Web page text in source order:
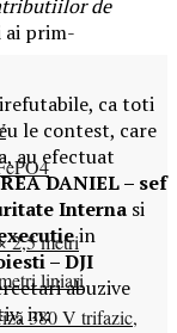
de
ai prim-
ca toti
le contest, care
au efectuat
DANIEL – sef
Interna si
in
– DJI
abuzive
in:
2,5 metri
liniari
380 V trifazic,